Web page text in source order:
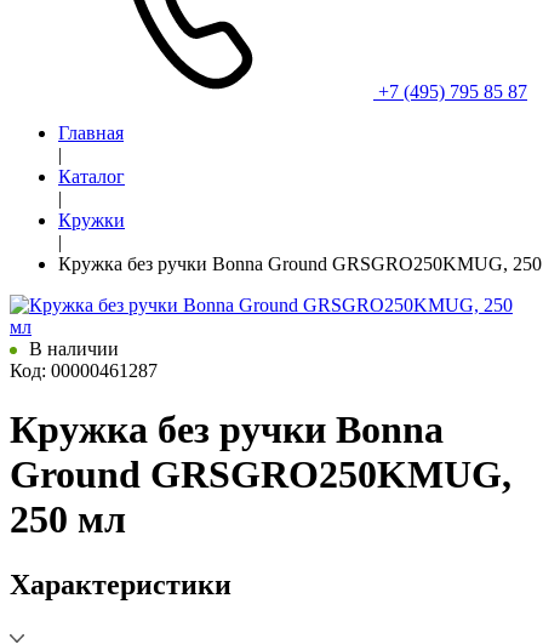
+7 (495) 795 85 87
Главная
|
Каталог
|
Кружки
|
Кружка без ручки Bonna Ground GRSGRO250KMUG,
В наличии
Код: 00000461287
Кружка без ручки Bonna
Ground GRSGRO250KMUG,
250 мл
Характеристики